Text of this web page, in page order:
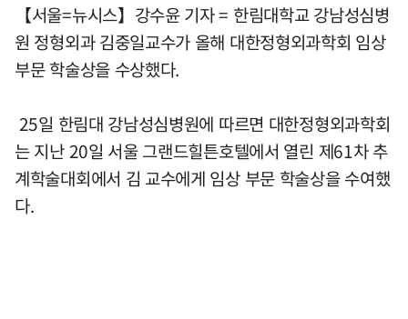
【서울=뉴시스】강수윤 기자 = 한림대학교 강남성심병
원 정형외과 김중일교수가 올해 대한정형외과학회 임상
부문 학술상을 수상했다.
25일 한림대 강남성심병원에 따르면 대한정형외과학회
는 지난 20일 서울 그랜드힐튼호텔에서 열린 제61차 추
계학술대회에서 김 교수에게 임상 부문 학술상을 수여했
다.